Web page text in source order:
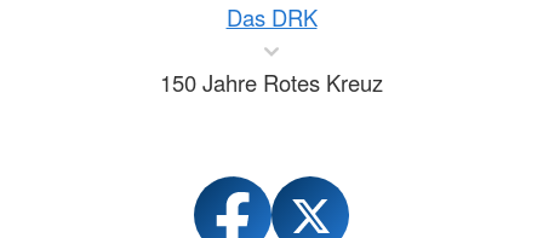
Das DRK
150 Jahre Rotes Kreuz